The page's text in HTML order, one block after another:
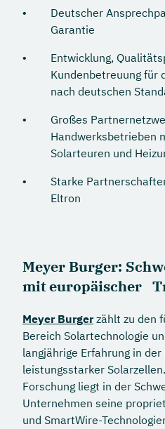
Deutscher
Garantie
Entwicklung,
Kundenbetreuung für
nach deutschen
Großes
Handwerksbetrieben
Solarteuren und
Starke
Eltron
Meyer Burger:
mit europäischer
Meyer Burgerzählt zu den
Bereich Solartechnologie
langjährige Erfahrung in
leistungsstarker
Forschung liegt in der
Unternehmen seine
und SmartWire-